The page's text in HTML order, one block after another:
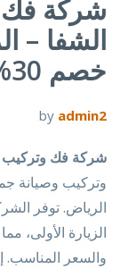
شركة فك
خصم 30% احجز الآن
by admin2
شركة فك وتركيب
وتركيب وصيانة
الزيارة الأولى،
والسعر المناسب.